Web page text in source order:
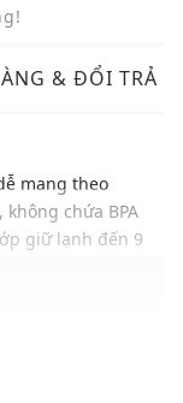
& ĐỔI TRẢ
mang theo
chứa BPA
giữ lạnh đến 9
sử dụng mọi